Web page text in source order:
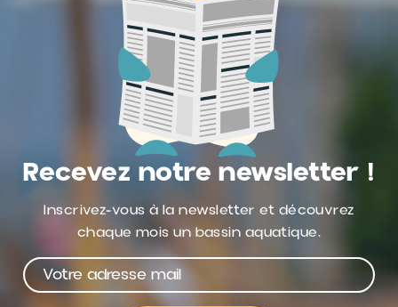
Recevez notre newsletter !
Inscrivez-vous à la newsletter et découvrez
chaque mois un bassin aquatique.